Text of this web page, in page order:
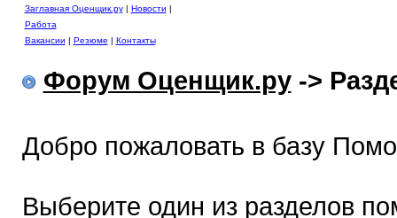
Заглавная Оценщик.ру| Новости |
Работа
Вакансии | Резюме | Контакты
Форум Оценщик.ру->
Добро пожаловать в базу
Выберите один из разделов